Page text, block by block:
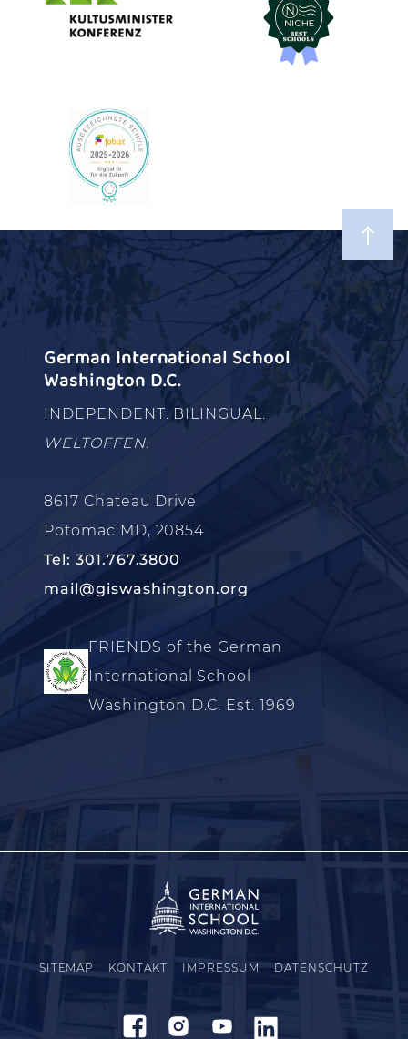
German International School
Washington D.C.
INDEPENDENT. BILINGUAL.
WELTOFFEN.
8617 Chateau Drive
Potomac MD, 20854
Tel: 301.767.3800
mail@giswashington.org
FRIENDS of the German
International School
Washington D.C. Est. 1969
SITEMAP KONTAKT IMPRESSUM DATENSCHUTZ